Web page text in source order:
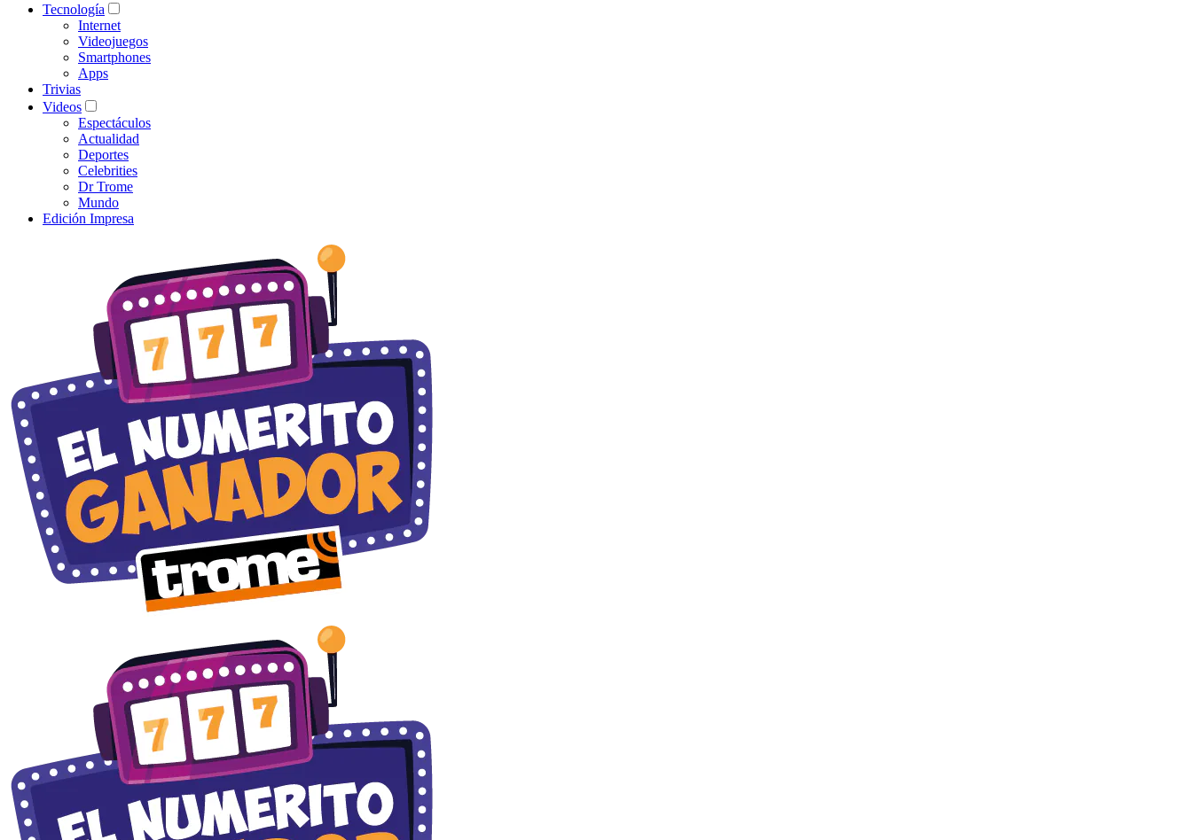
Tecnología
Internet
Videojuegos
Smartphones
Apps
Trivias
Videos
Espectáculos
Actualidad
Deportes
Celebrities
Dr Trome
Mundo
Edición Impresa